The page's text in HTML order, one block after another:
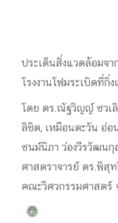
ประเด็นสิ่งแวดล้อมจ
โรงงานโฟมระเบิดที่กิ่
โดย ดร.ณัฐวิญญ์ ชวเ
ลิขิต, เหมือนตะวัน อ่
ชนม์นิภา ว่องวีรวัฒน
ศาสตราจารย์ ดร.พิสุ
คณะวิศวกรรมศาสตร์